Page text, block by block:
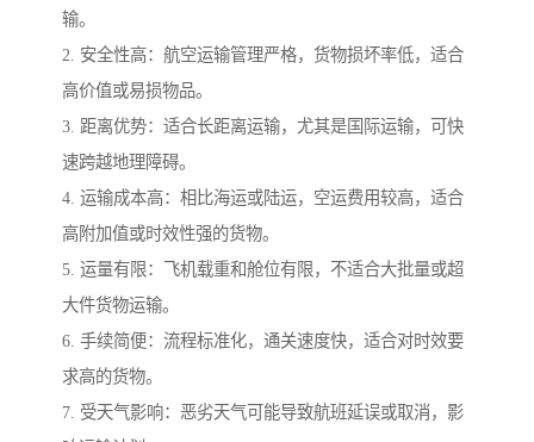
输。
2. 安全性高：航空运输管理严格，货物损坏率低，适合
高价值或易损物品。
3. 距离优势：适合长距离运输，尤其是国际运输，可快
速跨越地理障碍。
4. 运输成本高：相比海运或陆运，空运费用较高，适合
高附加值或时效性强的货物。
5. 运量有限：飞机载重和舱位有限，不适合大批量或超
大件货物运输。
6. 手续简便：流程标准化，通关速度快，适合对时效要
求高的货物。
7. 受天气影响：恶劣天气可能导致航班延误或取消，影